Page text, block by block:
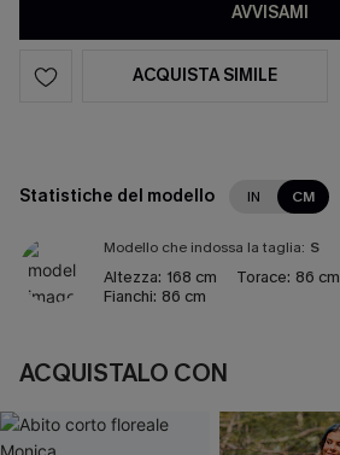
AVVISAMI
ACQUISTA SIMILE
Statistiche del modello IN CM
Modello che indossa la taglia: S
Altezza: 168 cm Torace: 86 cm
Fianchi: 86 cm
ACQUISTALO CON